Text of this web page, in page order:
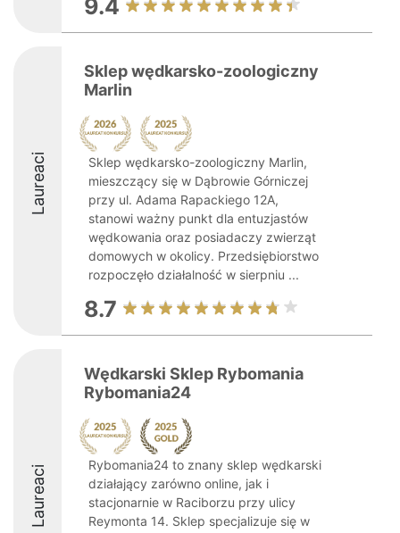
9.4
Laureaci
Sklep wędkarsko-zoologiczny
Marlin
Sklep wędkarsko-zoologiczny Marlin,
mieszczący się w Dąbrowie Górniczej
przy ul. Adama Rapackiego 12A,
stanowi ważny punkt dla entuzjastów
wędkowania oraz posiadaczy zwierząt
domowych w okolicy. Przedsiębiorstwo
rozpoczęło działalność w sierpniu ...
8.7
Laureaci
Wędkarski Sklep Rybomania
Rybomania24
Rybomania24 to znany sklep wędkarski
działający zarówno online, jak i
stacjonarnie w Raciborzu przy ulicy
Reymonta 14. Sklep specjalizuje się w